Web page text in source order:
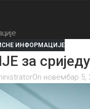
ИНФОРМАЦИЈЕ
сриједу
On новембар 5,